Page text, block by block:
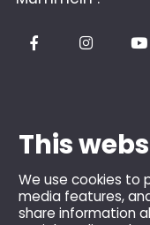
This
We use cookies to
media features,
share information